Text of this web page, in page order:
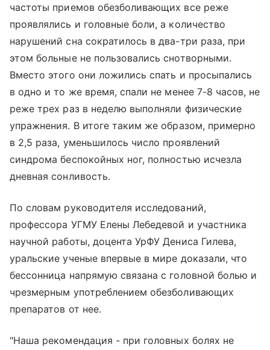
частоты приемов обезболивающих все реже
проявлялись и головные боли, а количество
нарушений сна сократилось в два-три раза, при
этом больные не пользовались снотворными.
Вместо этого они ложились спать и просыпались
в одно и то же время, спали не менее 7-8 часов, не
реже трех раз в неделю выполняли физические
упражнения. В итоге таким же образом, примерно
в 2,5 раза, уменьшилось число проявлений
синдрома беспокойных ног, полностью исчезла
дневная сонливость.
По словам руководителя исследований,
профессора УГМУ Елены Лебедевой и участника
научной работы, доцента УрФУ Дениса Гилева,
уральские ученые впервые в мире доказали, что
бессонница напрямую связана с головной болью и
чрезмерным употреблением обезболивающих
препаратов от нее.
"Наша рекомендация - при головных болях не